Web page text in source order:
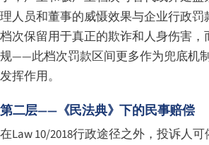
理人员和董事的威慑效果与企业行政
档次保留用于真正的欺诈和人身伤害，
规——此档次罚款区间更多作为兜底机
发挥作用。
第二层——《民法典》下的民事赔偿
在Law 10/2018行政途径之外，投诉人可